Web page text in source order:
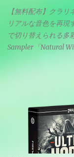
【無料配布】クラ
リアルな音色を再現
で切り替えられる多
Sampler「Natural